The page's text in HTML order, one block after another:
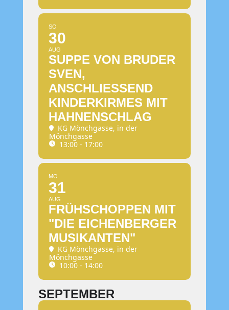
SO
30
AUG
SUPPE VON BRUDER
SVEN,
ANSCHLIESSEND K
INDERKIRMES MIT H
AHNENSCHLAG
KG Mönchgasse, in der
Mönchgasse
13:00 - 17:00
MO
31
AUG
FRÜHSCHOPPEN MIT
"DIE EICHENBERGER
MUSIKANTEN"
KG Mönchgasse, in der
Mönchgasse
10:00 - 14:00
SEPTEMBER